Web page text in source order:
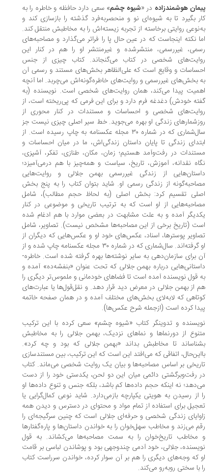
هوشمندزادهدر «شیوه چشم» سعی دارد حافظه و خاطره را به
بگیرد تا به شیوه‌ای نو و منحصربه‌فرد گذشته را بازسازی کند و
روایتی برخاسته از تجربه زیسته‌اش را به مخاطبش منتقل کند.
نکته اینجاست که در عین حال پا را فراتر می‌گذارد و مصاحبه‌های
غیررسمی، منتشرشده و غیرمنتشر او را هم در کنار این
شخصی در کتاب می‌گنجاند. کتاب چیزی از جنس
و وقایع است که علی‌الظاهر بخش‌های مستند و رسمی آن
بخش‌های غیررسمی و روایت‌های خاطره‌گونه‌اش می‌چربد. اما آنچه
پیدا می‌کند، همان روایت‌های شخصی است. نویسنده (به‌
خودش) دغدغه فرم دارد و برای این فرمی که پی‌ریخته است، از
شخصی و احساسات و مستندات در کنار محوری از
زندگی‌ او بهره می‌جوید. خط سیر اصلی چیزی نیست جز
سال‌شماری که در شماره ۳۰ مجله عکسنامه به چاپ رسیده است. از
زندگی‌ تا پایان داستان زندگی‌اش، ما در میان احساسات و
در رفت‌وآمد هستیم؛ زمان، مکان، طنازی، تفکر، آشپزی،
نقدانه، آموزش، تاریخ، سیاست و همه‌چیز با هم درمی‌آمیزد؛
از زندگی غیررسمی بهمن جلالی و روایت‌هایی
از زندگی رسمی او. شاید بتوان کتاب را به پنج بخش
تقسیم کرد: بخش اصلی (به لحاظ حجم مطالب)، شامل
از او است که به ترتیب تاریخی و موضوعی در کنار
آمده و به علت مشابهت در بعضی موارد با هم ادغام شده‌
(تاریخ برخی از این مصاحبه‌ها مشخص نیست). تصاویر، شامل
پوسترها، اسناد، عکس‌های خود او و عکس‌هایی که دیگران از
او گرفته‌اند. سال‌شماری که در شماره ۳۰ مجله عکسنامه چاپ شده و از
برای سازمان‌دهی به سایر نوشته‌ها بهره گرفته‌ شده است. خاطره-
درباره بهمن جلالی که تحت ‌عنوان «بنفشه‌ده» آمده و
قول نویسنده آمده است تا فضاهای خودمانی و ملموس‌تر دیگری را
از بهمن جلالی در معرض دید قرار دهد. و نقل‌قول‌ها‌ یا عبارت‌های
که لابه‌لای بخش‌های مختلف آمده و در همان صفحه خاتمه
کرده‌ است (ازجمله شرح عکس‌ها).
و تدوینگر کتاب «شیوه چشم» سعی کرده‌ با این ترکیب
از دورنماها و نماهای نزدیک، بهمن جلالی را به مخاطبش
تا مخاطبش بداند «بهمن جلالی که بود و چه کرد‌».
اتفاقی که می‌افتد این است که این ترکیب، بین مستندسازی
بر اساس مصاحبه‌ها و بیان یک روایت شخصی می‌ماند. کتاب
رفت‌وبرگشتی دائمی میان این دو لحن، یکدستی خود را از دست
نه اینکه حجم داده‌ها کم باشد، بلکه جنس و تنوع داده‌ها‌ او
از رسیدن به هویتی یکپارچه بازمی‌دارد. شاید نوعی کمال‌گرایی یا
برای استفاده از تمام مواد و محتوای در دسترس و دیدن همه
زندگی شخصی و حرفه‌ای جلالی است که چنین سرگیجه‌ای را
می‌زند و مخاطب سهل‌خوان را به خواندن داستان‌ها و پاره‌گفتارها
تاریخ‌خوان را به سمت مصاحبه‌ها می‌کشاند. به قول
جلالی، خود آدمی چندوجهی بود و پوشاندن لباسی بر قامت
که وجه‌های دیگری را هم بر آن سوار کرده، خواندن سرراست کتاب
با سختی روبه‌رو می‌کند.